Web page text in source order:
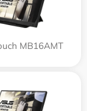
MB16AMT